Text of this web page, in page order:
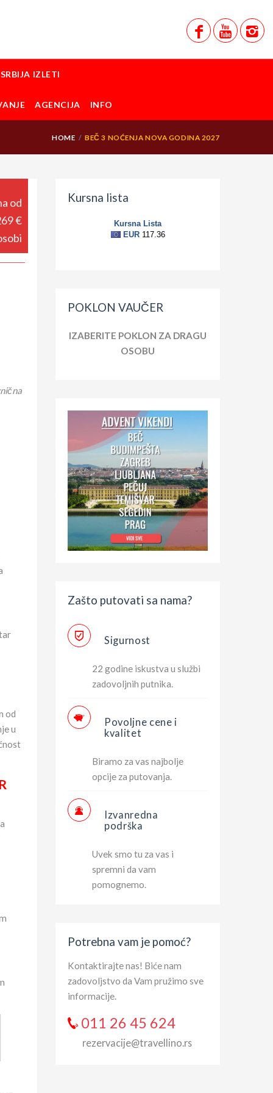
SRBIJA IZLETI
AGENCIJA INFO
HOME BEČ 3 NOĆENJA NOVA GODINA 2027
od
€
od
u
Kursna lista
POKLON VAUČER
IZABERITE POKLON ZA DRAGU
OSOBU
Zašto putovati sa nama?
Sigurnost
22 godine iskustva u službi
zadovoljnih putnika.
Povoljne cene i
kvalitet
Biramo za vas najbolje
opcije za putovanja.
Izvanredna
podrška
Uvek smo tu za vas i
spremni da vam
pomognemo.
Potrebna vam je pomoć?
Kontaktirajte nas! Biće nam
zadovoljstvo da Vam pružimo sve
informacije.
011 26 45 624
rezervacije@travellino.rs